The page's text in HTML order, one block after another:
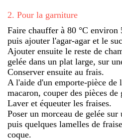
2. Pour la garniture
Faire chauffer à 80 °C environ
puis ajouter l'agar-agar et le
Ajouter ensuite le reste de
gelée dans un plat large, sur
Conserver ensuite au frais.
A l'aide d'un emporte-pièce de
macaron, couper des pièces de
Laver et équeuter les fraises.
Poser un morceau de gelée sur
puis quelques lamelles de
coque.